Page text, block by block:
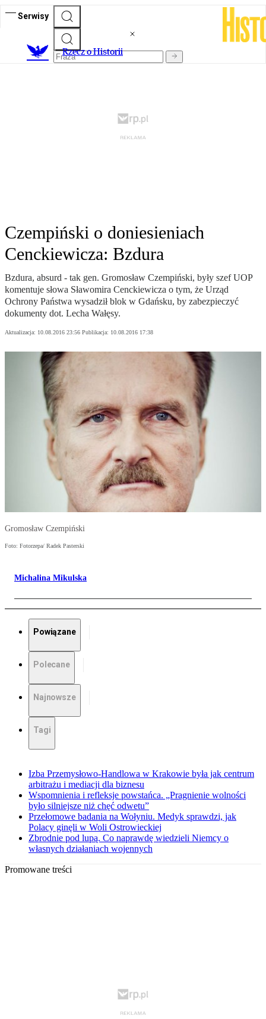
Serwisy
Rzecz o Historii
Czempiński o doniesieniach
Cenckiewicza: Bzdura
Bzdura, absurd - tak gen. Gromosław Czempiński, były szef UOP
komentuje słowa Sławomira Cenckiewicza o tym, że Urząd
Ochrony Państwa wysadził blok w Gdańsku, by zabezpieczyć
dokumenty dot. Lecha Wałęsy.
Aktualizacja: 10.08.2016 23:56 Publikacja: 10.08.2016 17:38
Gromosław Czempiński
Foto: Fotorzepa/ Radek Pasterski
Michalina Mikulska
Powiązane
Polecane
Najnowsze
Tagi
Izba Przemysłowo-Handlowa w Krakowie była jak centrum
arbitrażu i mediacji dla biznesu
Wspomnienia i refleksje powstańca. „Pragnienie wolności
było silniejsze niż chęć odwetu”
Przełomowe badania na Wołyniu. Medyk sprawdzi, jak
Polacy ginęli w Woli Ostrowieckiej
Zbrodnie pod lupą. Co naprawdę wiedzieli Niemcy o
własnych działaniach wojennych
Promowane treści